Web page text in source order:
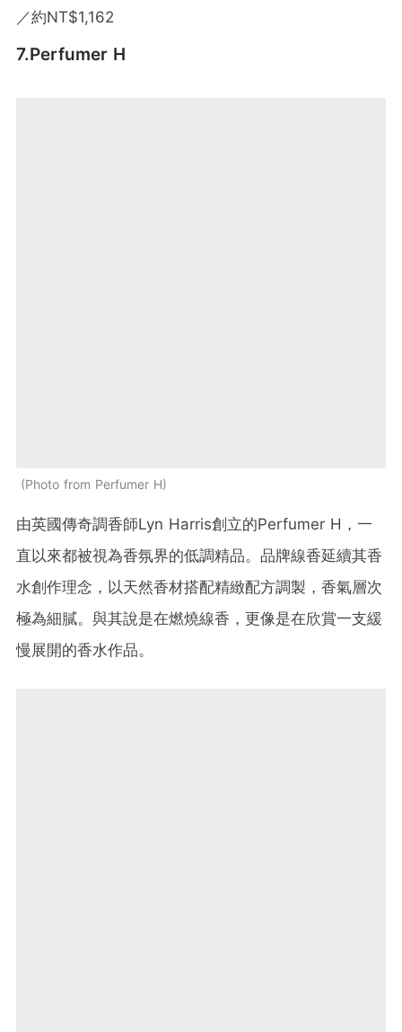
／約NT$1,162
7.Perfumer H
Photo from Perfumer H
由英國傳奇調香師Lyn Harris創立的Perfumer H，一
直以來都被視為香氛界的低調精品。品牌線香延續其香
水創作理念，以天然香材搭配精緻配方調製，香氣層次
極為細膩。與其說是在燃燒線香，更像是在欣賞一支緩
慢展開的香水作品。